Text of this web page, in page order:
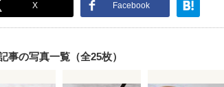
X Facebook
事の写真一覧（全25枚）